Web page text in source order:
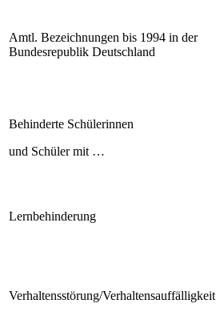
Amtl. Bezeichnungen bis 1994 in der
Bundesrepublik Deutschland
Behinderte Schülerinnen
und Schüler mit …
Lernbehinderung
Verhaltensstörung/Verhaltensauffälligkeit